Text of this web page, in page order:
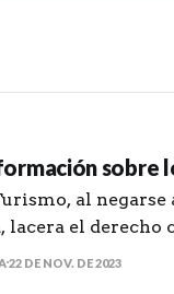
sobre
al
el derecho
22 DE NOV. DE 2023